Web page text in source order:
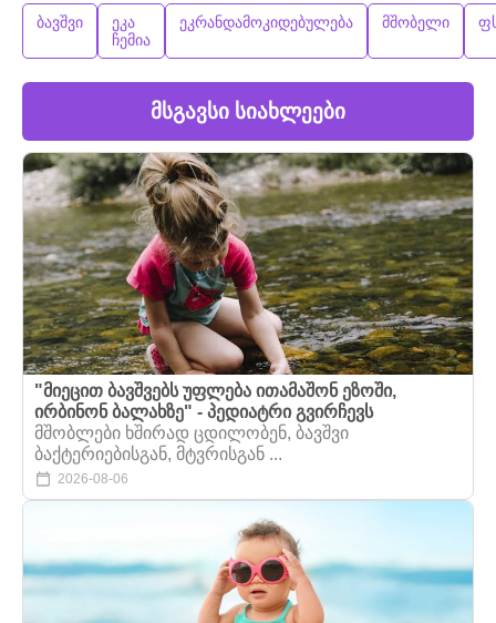
ბავშვი
ეკა
ჩემია
ეკრანდამოკიდებულება მშობელი
მსგავსი სიახლეები
"მიეცით ბავშვებს უფლება ითამაშონ ეზოში,
ირბინონ ბალახზე" - პედიატრი გვირჩევს
მშობლები ხშირად ცდილობენ, ბავშვი
ბაქტერიებისგან, მტვრისგან ...
2026-08-06